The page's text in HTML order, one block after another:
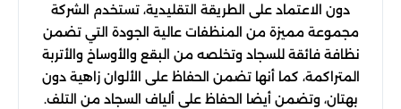
دون الاعتماد على الطريقة التقليدية، تستخدم الشركة
مجموعة مميزة من المنظفات عالية الجودة التي تضمن
نظافة فائقة للسجاد وتخلصه من البقع والأوساخ والأتربة
المتراكمة، كما أنها تضمن الحفاظ على الألوان زاهية دون
بهتان، وتضمن أيضا الحفاظ على ألياف السجاد من التلف.